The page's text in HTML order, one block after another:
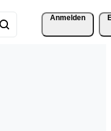
Anmelden